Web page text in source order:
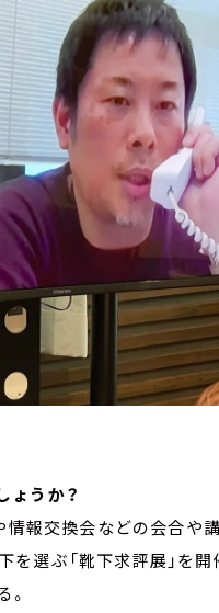
ょうか？
報交換会などの会合や
選ぶ「靴下求評展」を開
。